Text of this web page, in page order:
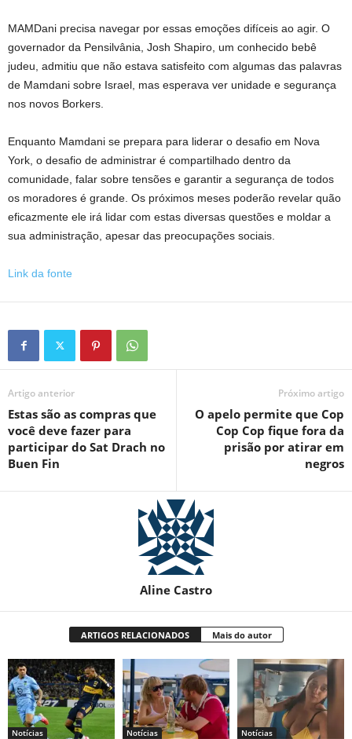
MAMDani precisa navegar por essas emoções difíceis ao agir. O
governador da Pensilvânia, Josh Shapiro, um conhecido bebê
judeu, admitiu que não estava satisfeito com algumas das palavras
de Mamdani sobre Israel, mas esperava ver unidade e segurança
nos novos Borkers.
Enquanto Mamdani se prepara para liderar o desafio em Nova
York, o desafio de administrar é compartilhado dentro da
comunidade, falar sobre tensões e garantir a segurança de todos
os moradores é grande. Os próximos meses poderão revelar quão
eficazmente ele irá lidar com estas diversas questões e moldar a
sua administração, apesar das preocupações sociais.
Link da fonte
Artigo anterior
Estas são as compras que
você deve fazer para
participar do Sat Drach no
Buen Fin
Próximo artigo
O apelo permite que Cop
Cop Cop fique fora da
prisão por atirar em
negros
Aline Castro
ARTIGOS RELACIONADOS Mais do autor
Notícias Notícias Notícias